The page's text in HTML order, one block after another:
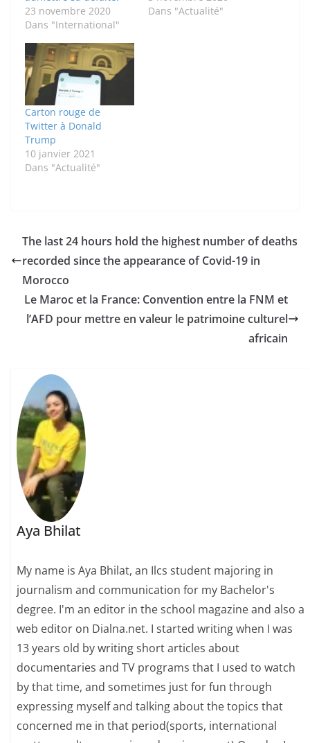
23 novembre 2020
Dans "International"
Dans "Actualité"
Carton rouge de
Twitter à Donald
Trump
10 janvier 2021
Dans "Actualité"
The last 24 hours hold the highest number of deaths
recorded since the appearance of Covid-19 in
Morocco
Le Maroc et la France: Convention entre la FNM et
l’AFD pour mettre en valeur le patrimoine culturel
africain
Aya Bhilat
My name is Aya Bhilat, an Ilcs student majoring in
journalism and communication for my Bachelor's
degree. I'm an editor in the school magazine and also a
web editor on Dialna.net. I started writing when I was
13 years old by writing short articles about
documentaries and TV programs that I used to watch
by that time, and sometimes just for fun through
expressing myself and talking about the topics that
concerned me in that period(sports, international